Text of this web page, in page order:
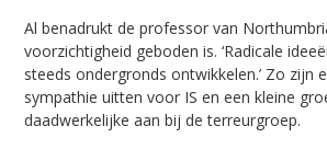
Al benadrukt de professor van
voorzichtigheid geboden is. ‘Radicale
steeds ondergronds ontwikkelen.’ Zo zijn
sympathie uitten voor IS en een kleine
daadwerkelijke aan bij de terreurgroep.